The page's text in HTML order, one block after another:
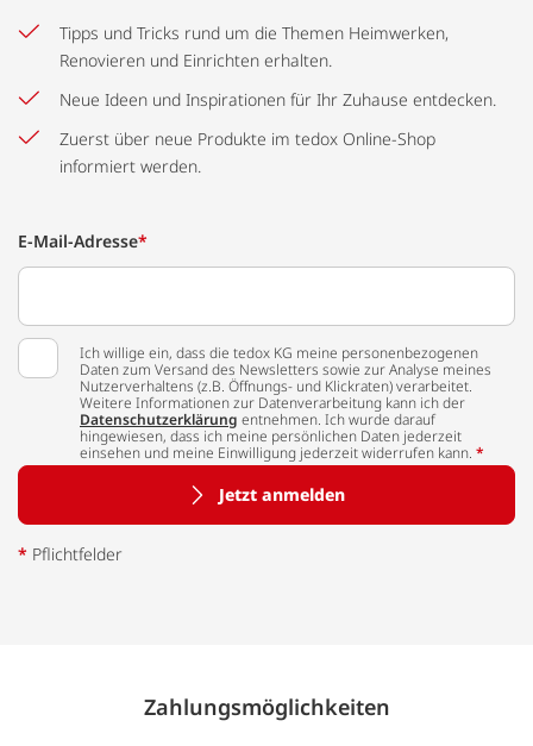
Tipps und Tricks rund um die Themen Heimwerken,
Renovieren und Einrichten erhalten.
Neue Ideen und Inspirationen für Ihr Zuhause entdecken.
Zuerst über neue Produkte im tedox Online-Shop
informiert werden.
E-Mail-Adresse*
Ich willige ein, dass die tedox KG meine personenbezogenen
Daten zum Versand des Newsletters sowie zur Analyse meines
Nutzerverhaltens (z.B. Öffnungs- und Klickraten) verarbeitet.
Weitere Informationen zur Datenverarbeitung kann ich der
Datenschutzerklärung entnehmen. Ich wurde darauf
hingewiesen, dass ich meine persönlichen Daten jederzeit
einsehen und meine Einwilligung jederzeit widerrufen kann. *
Jetzt anmelden
* Pflichtfelder
Zahlungs­möglich­keiten